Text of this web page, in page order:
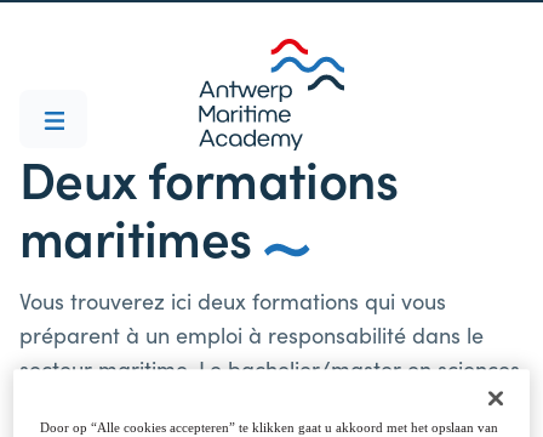
Deux formations
maritimes
Vous trouverez ici deux formations qui vous
préparent à un emploi à responsabilité dans le
secteur maritime. Le bachelier/master en sciences
nautiques fera de vous un capitaine aguerri, tant à
Door op “Alle cookies accepteren” te klikken gaat u akkoord met het opslaan van